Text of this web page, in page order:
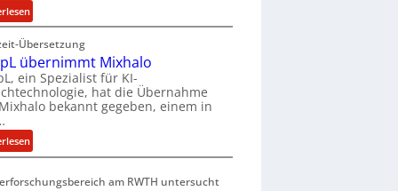
:
E
v
a
-
M
a
r
i
a
G
Übersetzung
übernimmt Mixhalo
ein Spezialist für KI-
hat die Übernahme
bekannt gegeben, einem in
:
D
am RWTH untersucht